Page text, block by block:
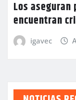
Los
encuentran
igavec